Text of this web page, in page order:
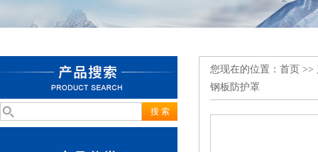
您现在的位置： 首页 >>
钢板防护罩